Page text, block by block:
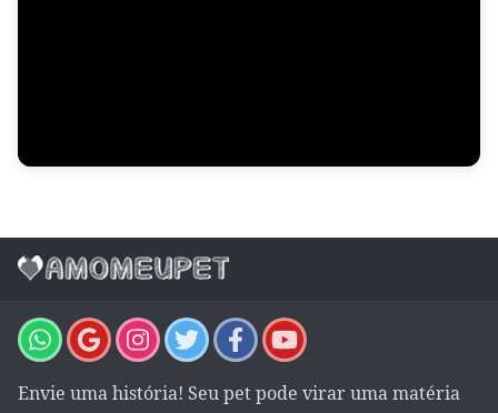
Envie uma história! Seu pet pode virar uma matéria